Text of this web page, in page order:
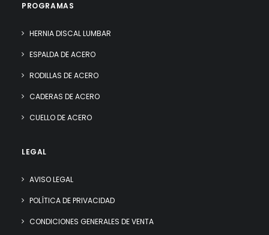
PROGRAMAS
HERNIA DISCAL LUMBAR
ESPALDA DE ACERO
RODILLAS DE ACERO
CADERAS DE ACERO
CUELLO DE ACERO
LEGAL
AVISO LEGAL
POLÍTICA DE PRIVACIDAD
CONDICIONES GENERALES DE VENTA